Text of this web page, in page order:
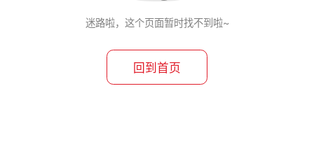
迷路啦，这个页面暂时找不到啦~
回到首页